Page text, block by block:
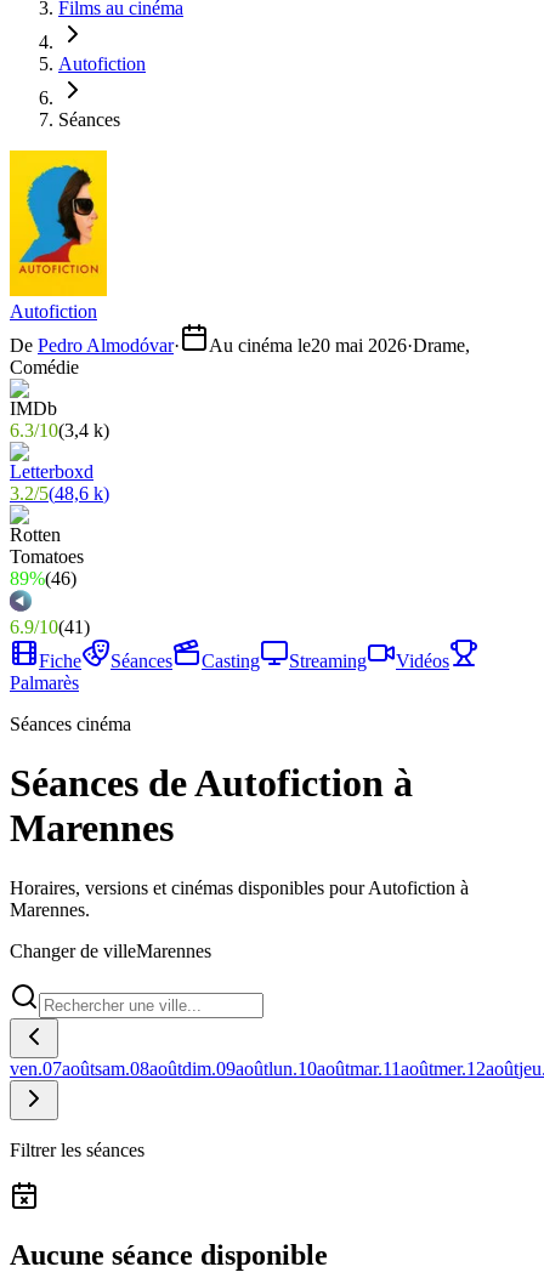
Films au cinéma
Autofiction
Séances
Autofiction
De Pedro Almodóvar· Au cinéma le20 mai 2026·Drame,
Comédie
6.3/10(3,4 k)
3.2/5(48,6 k)
89%(46)
6.9/10(41)
Fiche
Séances Casting Streaming
Vidéos
Palmarès
Séances cinéma
Séances de Autofiction à
Marennes
Horaires, versions et cinémas disponibles pour Autofiction à
Marennes.
Changer de villeMarennes
ven.07aoûtsam.08aoûtdim.09aoûtlun.10aoûtmar.11aoûtmer.12août
Filtrer les séances
Aucune séance disponible